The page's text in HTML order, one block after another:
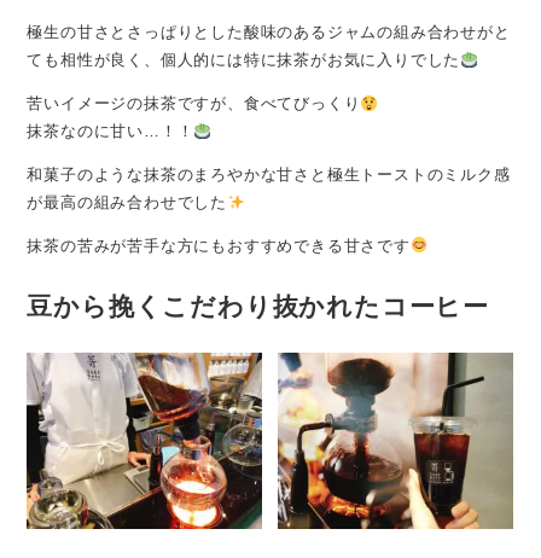
極生の甘さとさっぱりとした酸味のあるジャムの組み合わせがと
ても相性が良く、個人的には特に抹茶がお気に入りでした
苦いイメージの抹茶ですが、食べてびっくり
抹茶なのに甘い…！！
和菓子のような抹茶のまろやかな甘さと極生トーストのミルク感
が最高の組み合わせでした
抹茶の苦みが苦手な方にもおすすめできる甘さです
豆から挽くこだわり抜かれたコーヒー